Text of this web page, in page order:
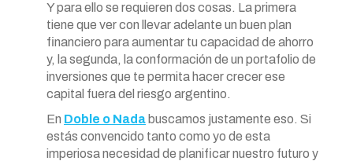
Y para ello se requieren dos cosas. La primera
tiene que ver con llevar adelante un buen plan
financiero para aumentar tu capacidad de ahorro
y, la segunda, la conformación de un portafolio de
inversiones que te permita hacer crecer ese
capital fuera del riesgo argentino.
En Doble o Nada buscamos justamente eso. Si
estás convencido tanto como yo de esta
imperiosa necesidad de planificar nuestro futuro y